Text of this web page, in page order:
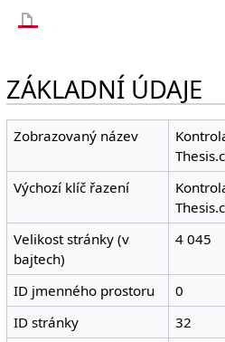
ZÁKLADNÍ ÚDAJE
Zobrazovaný název
Výchozí klíč řazení
Velikost stránky (v
bajtech)
4 045
ID jmenného prostoru
0
ID stránky
32